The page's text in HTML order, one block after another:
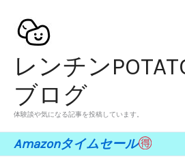
レンチン
ブログ
体験談や気になる記事を投稿しています。
Amazonタイムセール